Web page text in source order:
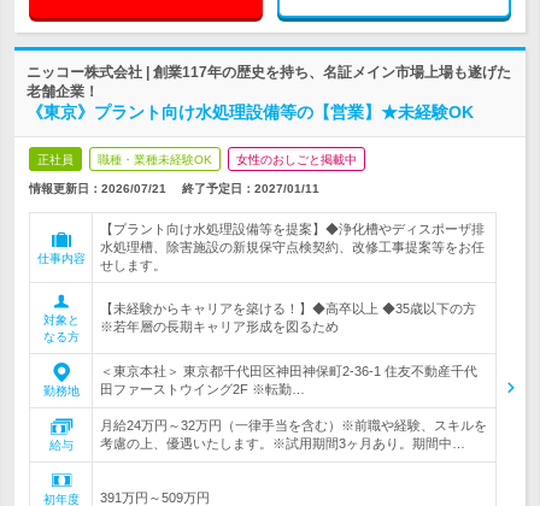
ニッコー株式会社 | 創業117年の歴史を持ち、名証メイン市場上場も遂げた
老舗企業！
《東京》プラント向け水処理設備等の【営業】★未経験OK
正社員 職種・業種未経験OK 女性のおしごと掲載中
情報更新日：2026/07/21 終了予定日： 2027/01/11
仕事内容
【プラント向け水処理設備等を提案】◆浄化槽やディスポーザ排
水処理槽、除害施設の新規保守点検契約、改修工事提案等をお任
せします。
対象と
なる方
【未経験からキャリアを築ける！】◆高卒以上 ◆35歳以下の方
※若年層の長期キャリア形成を図るため
勤務地
＜東京本社＞ 東京都千代田区神田神保町2-36-1 住友不動産千代
田ファーストウイング2F ※転勤…
給与
月給24万円～32万円（一律手当を含む）※前職や経験、スキルを
考慮の上、優遇いたします。※試用期間3ヶ月あり。期間中…
初年度
391万円～509万円